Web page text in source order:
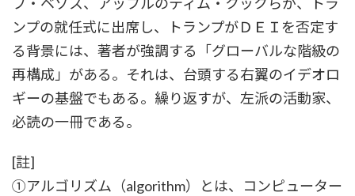
ンプの就任式に出席し、トランプがＤＥＩを否定す
る背景には、著者が強調する「グローバルな階級の
再構成」がある。それは、台頭する右翼のイデオロ
ギーの基盤でもある。繰り返すが、左派の活動家、
必読の一冊である。
[註]
①アルゴリズム（algorithm）とは、コンピューター